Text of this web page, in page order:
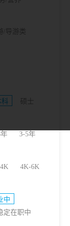
/导游类
科
硕士
3-5年
4K-6K
中
定在职中